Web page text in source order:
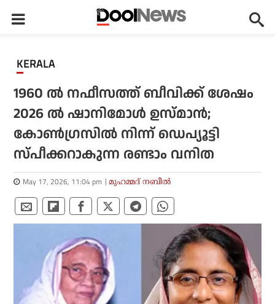
KERALA
1960 ൽ നഫീസത്ത് ബീവിക്ക് ശേഷം
2026 ൽ ഷാനിമോൾ ഉസ്മാൻ;
കോൺഗ്രസിൽ നിന്ന് ഡെപ്യൂട്ടി
സ്പീക്കറാകുന്ന രണ്ടാം വനിത
May 17, 2026, 11:04 pm മുഹമ്മദ് നബീല്‍